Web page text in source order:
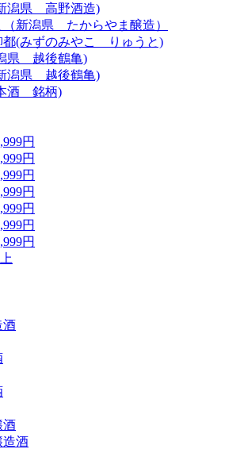
潟県 高野酒造)
（新潟県 たからやま醸造）
(みずのみやこ りゅうと)
県 越後鶴亀)
潟県 越後鶴亀)
酒 銘柄)
円
円
円
円
円
円
円
酒
酒
造酒